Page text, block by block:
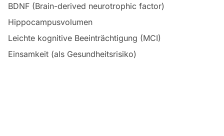
BDNF (Brain-derived neurotrophic factor)
Hippocampusvolumen
Leichte kognitive Beeinträchtigung (MCI)
Einsamkeit (als Gesundheitsrisiko)